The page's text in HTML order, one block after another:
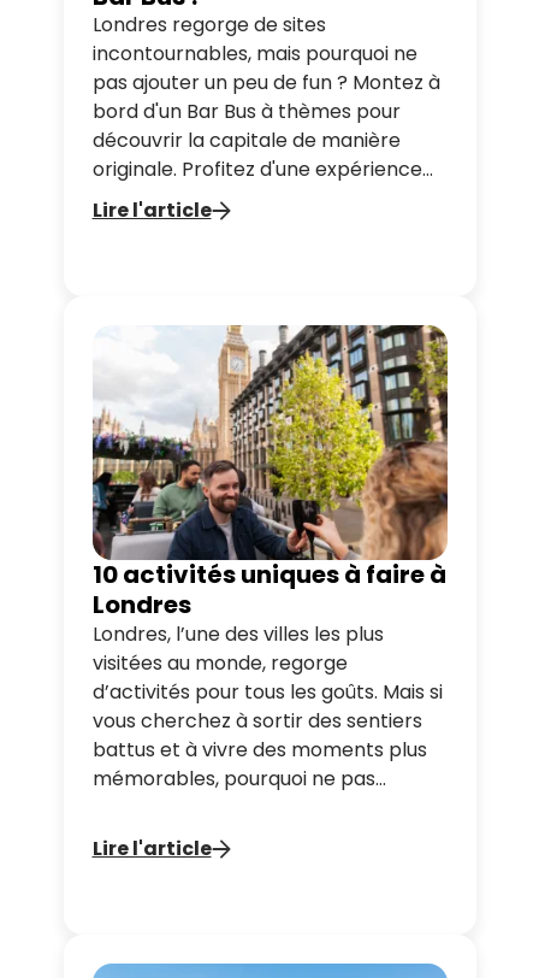
Londres regorge de sites
incontournables, mais pourquoi ne
pas ajouter un peu de fun ? Montez à
bord d'un Bar Bus à thèmes pour
découvrir la capitale de manière
originale. Profitez d'une expérience
immersive entre visites de
monuments, cocktails inspirés de
Lire l'article
10 activités uniques à faire à
Londres
Londres, l’une des villes les plus
visitées au monde, regorge
d’activités pour tous les goûts. Mais si
vous cherchez à sortir des sentiers
battus et à vivre des moments plus
mémorables, pourquoi ne pas
différent ? Tootbus vous propose un
guide des expériences uniques à vivre
Lire l'article